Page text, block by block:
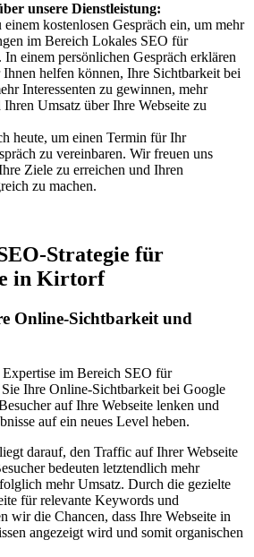
unsere Dienstleistung:
kostenlosen Gespräch ein, um mehr
im Bereich Lokales SEO für
einem persönlichen Gespräch erklären
helfen können, Ihre Sichtbarkeit bei
Interessenten zu gewinnen, mehr
Umsatz über Ihre Webseite zu
heute, um einen Termin für Ihr
zu vereinbaren. Wir freuen uns
Ziele zu erreichen und Ihren
zu machen.
Strategie für
in Kirtorf
Online-Sichtbarkeit und
im Bereich SEO für
Ihre Online-Sichtbarkeit bei Google
auf Ihre Webseite lenken und
auf ein neues Level heben.
darauf, den Traffic auf Ihrer Webseite
bedeuten letztendlich mehr
mehr Umsatz. Durch die gezielte
für relevante Keywords und
wir die Chancen, dass Ihre Webseite in
angezeigt wird und somit organischen